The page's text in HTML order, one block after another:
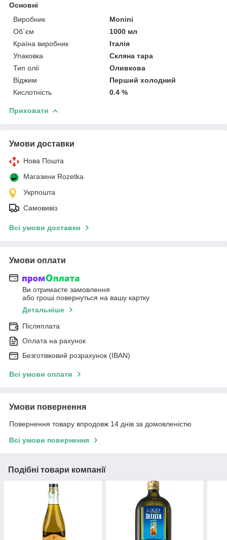
Основні
Виробник
Monini
Об`єм
1000 мл
Країна виробник
Італія
Упаковка
Скляна тара
Тип олії
Оливкова
Віджим
Перший холодний
Кислотність
0.4 %
Приховати
Умови доставки
Нова Пошта
Магазини Rozetka
Укрпошта
Самовивіз
Всі умови доставки
Умови оплати
Ви отримаєте замовлення
або гроші повернуться на вашу картку
Детальніше
Післяплата
Оплата на рахунок
Безготівковий розрахунок (IBAN)
Всі умови оплати
Умови повернення
Повернення товару впродовж 14 днів за домовленістю
Всі умови повернення
Подібні товари компанії